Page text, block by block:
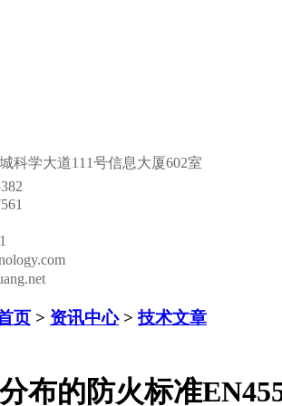
科学大道111号信息大厦602室
页 > 资讯中心>技术文章
布的防火标准